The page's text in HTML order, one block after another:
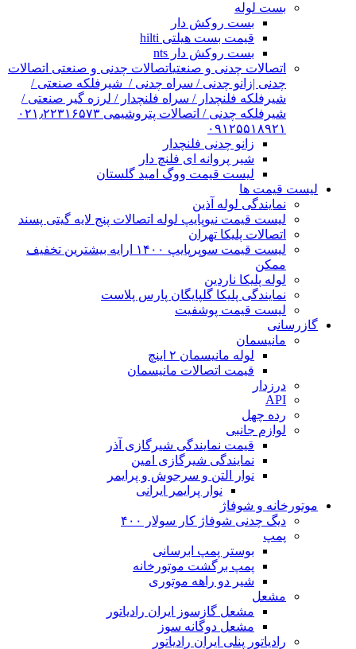
بست لوله
بست روکش دار
قیمت بست هیلتی hilti
بست روکش دار nts
اتصالات چدنی و صنعتیاتصالات چدنی و صنعتی اتصالات
چدنی |زانو چدنی / سراه چدنی / شیرفلکه صنعتی /
شیرفلکه فلنچدار / سراه فلنچدار / لرزه گیر صنعتی /
شیرفلکه چدنی / اتصالات پتروشیمی ۰۲۱٫۲۲۳۱۶۵۷۳
۰۹۱۲۵۵۱۸۹۲۱
زانو چدنی فلنچدار
شیر پروانه ای فلنچ دار
لیست قیمت ووگ امید گلستان
لیست قیمت ها
نمایندگی لوله آذین
لیست قیمت نیوپایپ لوله اتصالات پنج لایه گیتی پسند
اتصالات پلیکا تهران
لیست قیمت سوپرپایپ ۱۴۰۰ ارایه بیشترین تخفیف
ممکن
لوله پلیکا ناردین
نمایندگی پلیکا گلپایگان پارس پلاست
لیست قیمت پوشفیت
گازرسانی
مانیسمان
لوله مانیسمان ۲ اینچ
قیمت اتصالات مانیسمان
درزدار
API
رده چهل
لوازم جانبی
قیمت نمایندگی شیرگازی آذر
نمایندگی شیرگازی امین
نوار التن و سرجوش و پرایمر
نوار پرایمر ایرانی
موتورخانه و شوفاژ
دیگ چدنی شوفاژ کار سولار ۴۰۰
پمپ
بوستر پمپ ابرسانی
پمپ برگشت موتورخانه
شیر دو راهه موتوری
مشعل
مشعل گازسوز ایران رادیاتور
مشعل دوگانه سوز
رادیاتور پنلی ایران رادیاتور